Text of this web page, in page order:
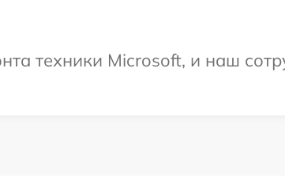
техники Microsoft, и наш